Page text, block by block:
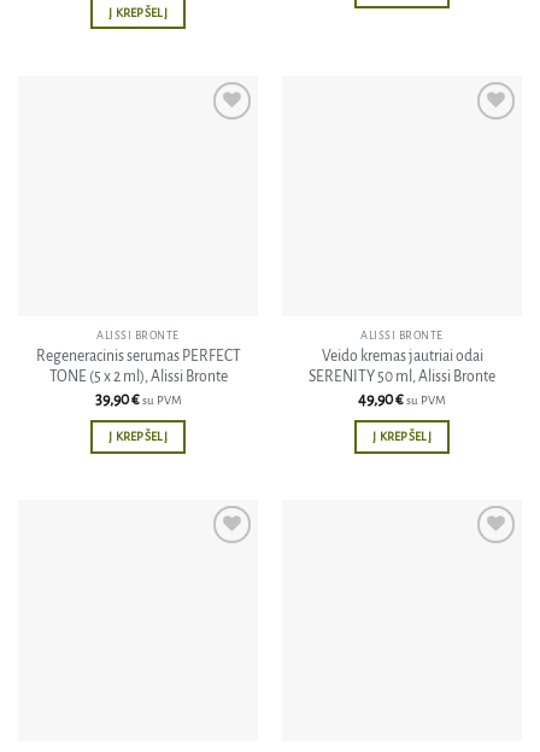
Į KREPŠELĮ
ALISSI BRONTE
Regeneracinis serumas PERFECT
TONE (5 x 2 ml), Alissi Bronte
39,90€ su PVM
Į KREPŠELĮ
ALISSI BRONTE
Veido kremas jautriai odai
SERENITY 50 ml, Alissi Bronte
49,90€su PVM
Į KREPŠELĮ